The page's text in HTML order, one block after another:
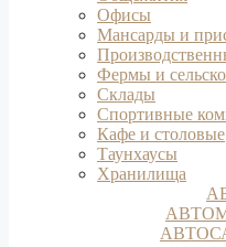
Офисы
Мансарды и
Фермы и
Склады
Спортивные
Кафе и столовые
Таунхаусы
Хранилища